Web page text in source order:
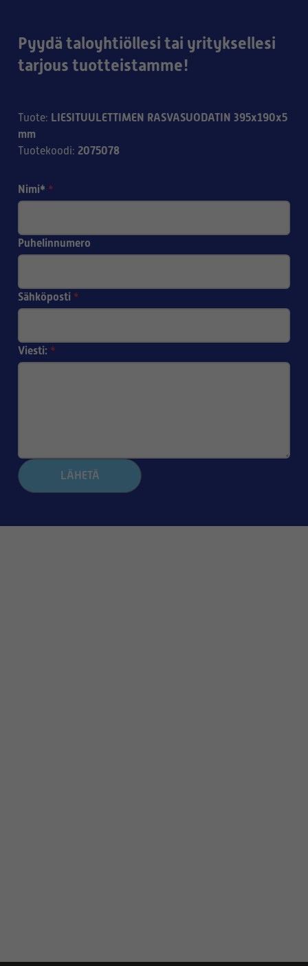
Pyydä taloyhtiöllesi tai yrityksellesi
tarjous tuotteistamme!
Tuote: LIESITUULETTIMEN RASVASUODATIN 395x190x5
mm
Tuotekoodi: 2075078
Nimi* *
Puhelinnumero
Sähköposti *
Viesti: *
LÄHETÄ